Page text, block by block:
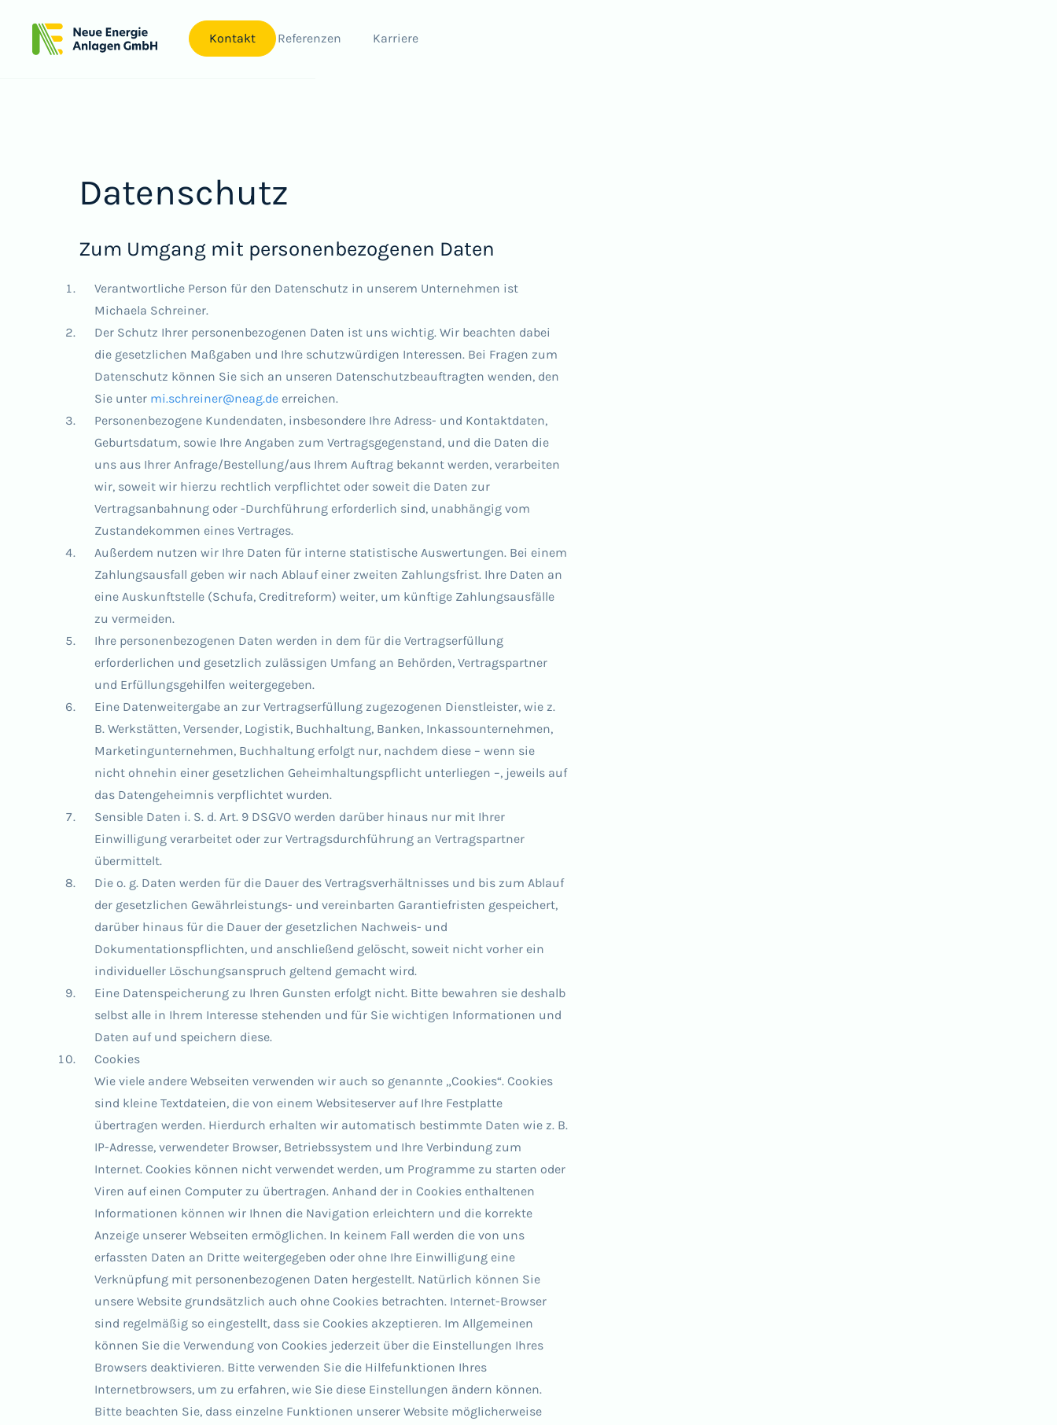
machen Warum wir es machen Referenzen Karriere
Kontakt
Datenschutz
Zum Umgang mit personenbezogenen Daten
Verantwortliche Person für den Datenschutz in unserem Unternehmen ist
Michaela Schreiner.
Der Schutz Ihrer personenbezogenen Daten ist uns wichtig. Wir beachten dabei
die gesetzlichen Maßgaben und Ihre schutzwürdigen Interessen. Bei Fragen zum
Datenschutz können Sie sich an unseren Datenschutzbeauftragten wenden, den
Sie unter mi.schreiner@neag.de erreichen.
Personenbezogene Kundendaten, insbesondere Ihre Adress- und Kontaktdaten,
Geburtsdatum, sowie Ihre Angaben zum Vertragsgegenstand, und die Daten die
uns aus Ihrer Anfrage/Bestellung/aus Ihrem Auftrag bekannt werden, verarbeiten
wir, soweit wir hierzu rechtlich verpflichtet oder soweit die Daten zur
Vertragsanbahnung oder -Durchführung erforderlich sind, unabhängig vom
Zustandekommen eines Vertrages.
Außerdem nutzen wir Ihre Daten für interne statistische Auswertungen. Bei einem
Zahlungsausfall geben wir nach Ablauf einer zweiten Zahlungsfrist. Ihre Daten an
eine Auskunftstelle (Schufa, Creditreform) weiter, um künftige Zahlungsausfälle
zu vermeiden.
Ihre personenbezogenen Daten werden in dem für die Vertragserfüllung
erforderlichen und gesetzlich zulässigen Umfang an Behörden, Vertragspartner
und Erfüllungsgehilfen weitergegeben.
Eine Datenweitergabe an zur Vertragserfüllung zugezogenen Dienstleister, wie z.
B. Werkstätten, Versender, Logistik, Buchhaltung, Banken, Inkassounternehmen,
Marketingunternehmen, Buchhaltung erfolgt nur, nachdem diese – wenn sie
nicht ohnehin einer gesetzlichen Geheimhaltungspflicht unterliegen –, jeweils auf
das Datengeheimnis verpflichtet wurden.
Sensible Daten i. S. d. Art. 9 DSGVO werden darüber hinaus nur mit Ihrer
Einwilligung verarbeitet oder zur Vertragsdurchführung an Vertragspartner
übermittelt.
Die o. g. Daten werden für die Dauer des Vertragsverhältnisses und bis zum Ablauf
der gesetzlichen Gewährleistungs- und vereinbarten Garantiefristen gespeichert,
darüber hinaus für die Dauer der gesetzlichen Nachweis- und
Dokumentationspflichten, und anschließend gelöscht, soweit nicht vorher ein
individueller Löschungsanspruch geltend gemacht wird.
Eine Datenspeicherung zu Ihren Gunsten erfolgt nicht. Bitte bewahren sie deshalb
selbst alle in Ihrem Interesse stehenden und für Sie wichtigen Informationen und
Daten auf und speichern diese.
Cookies
Wie viele andere Webseiten verwenden wir auch so genannte „Cookies“. Cookies
sind kleine Textdateien, die von einem Websiteserver auf Ihre Festplatte
übertragen werden. Hierdurch erhalten wir automatisch bestimmte Daten wie z. B.
IP-Adresse, verwendeter Browser, Betriebssystem und Ihre Verbindung zum
Internet. Cookies können nicht verwendet werden, um Programme zu starten oder
Viren auf einen Computer zu übertragen. Anhand der in Cookies enthaltenen
Informationen können wir Ihnen die Navigation erleichtern und die korrekte
Anzeige unserer Webseiten ermöglichen. In keinem Fall werden die von uns
erfassten Daten an Dritte weitergegeben oder ohne Ihre Einwilligung eine
Verknüpfung mit personenbezogenen Daten hergestellt. Natürlich können Sie
unsere Website grundsätzlich auch ohne Cookies betrachten. Internet-Browser
sind regelmäßig so eingestellt, dass sie Cookies akzeptieren. Im Allgemeinen
können Sie die Verwendung von Cookies jederzeit über die Einstellungen Ihres
Browsers deaktivieren. Bitte verwenden Sie die Hilfefunktionen Ihres
Internetbrowsers, um zu erfahren, wie Sie diese Einstellungen ändern können.
Bitte beachten Sie, dass einzelne Funktionen unserer Website möglicherweise